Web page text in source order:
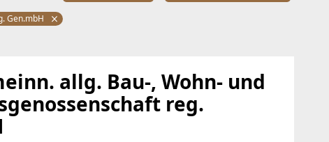
Gen.mbH
allg. Bau-, Wohn- und
reg.